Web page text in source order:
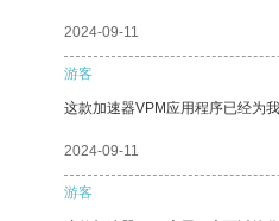
2024-09-11
游客
这款加速器VPM应用程序已经为
2024-09-11
游客